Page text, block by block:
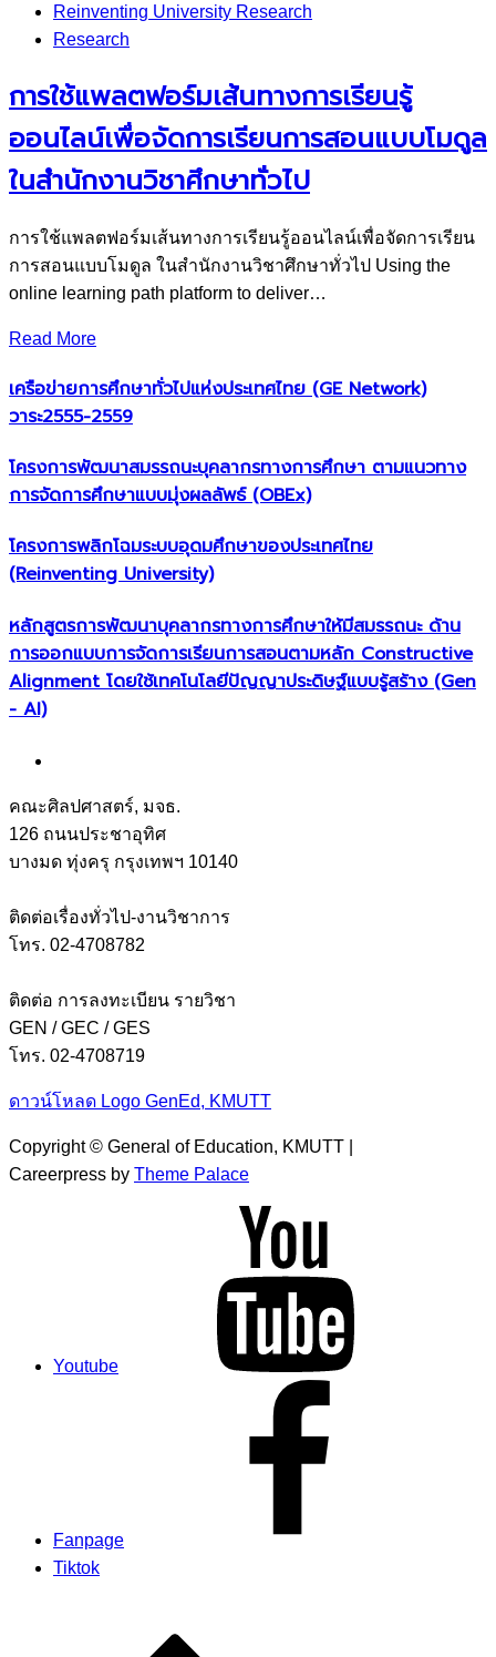
Reinventing University Research
Research
การใช้แพลตฟอร์มเส้นทางการเรียนรู้
ออนไลน์เพื่อจัดการเรียนการสอนแบบโมดูล
ในสำนักงานวิชาศึกษาทั่วไป
การใช้แพลตฟอร์มเส้นทางการเรียนรู้ออนไลน์เพื่อจัดการเรียน
การสอนแบบโมดูล ในสำนักงานวิชาศึกษาทั่วไป Using the
online learning path platform to deliver…
Read More
เครือข่ายการศึกษาทั่วไปแห่งประเทศไทย (GE Network)​
วาระ2555-2559
โครงการพัฒนาสมรรถนะบุคลากรทางการศึกษา ตามแนวทาง
การจัดการศึกษาแบบมุ่งผลลัพธ์ (OBEx)
โครงการพลิกโฉมระบบอุดมศึกษาของประเทศไทย
(Reinventing University)
หลักสูตรการพัฒนาบุคลากรทางการศึกษาให้มีสมรรถนะ ด้าน
การออกแบบการจัดการเรียนการสอนตามหลัก Constructive
Alignment โดยใช้เทคโนโลยีปัญญาประดิษฐ์แบบรู้สร้าง (Gen
- AI)
คณะศิลปศาสตร์, มจธ.
126 ถนนประชาอุทิศ
บางมด ทุ่งครุ กรุงเทพฯ 10140
ติดต่อเรื่องทั่วไป-งานวิชาการ
โทร. 02-4708782
ติดต่อ การลงทะเบียน รายวิชา
GEN / GEC / GES
โทร. 02-4708719
ดาวน์โหลด Logo GenEd, KMUTT
Copyright © General of Education, KMUTT |
Careerpress by Theme Palace
Youtube
Fanpage
Tiktok